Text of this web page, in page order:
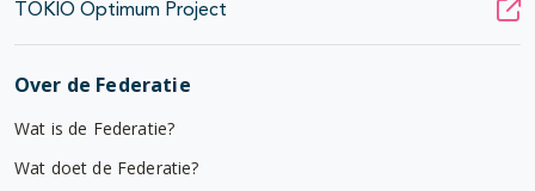
TOKIO Optimum Project
Over de Federatie
Wat is de Federatie?
Wat doet de Federatie?